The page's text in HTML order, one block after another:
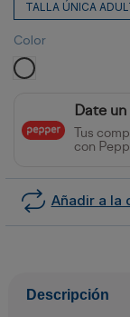
Color
BLANCO
Date
Tus
con
Añadir a la
Descripción